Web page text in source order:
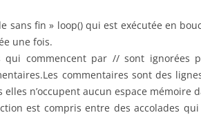
sans fin » loop() qui est exécutée en
une fois.
qui commencent par // sont ignorées
commentaires sont des
elles n’occupent aucun espace mémoire
est compris entre des accolades